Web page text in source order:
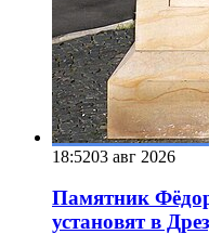
18:5203 авг 2026
Памятник
установят в